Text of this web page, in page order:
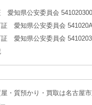
愛知県公安委員会
証 愛知県公安委員会
証 愛知県公安委員会
屋・質預かり・買取は名古屋